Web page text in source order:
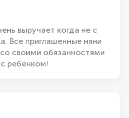
выручает когда не с
Все приглашенные няни
своими обязанностями
ребенком!